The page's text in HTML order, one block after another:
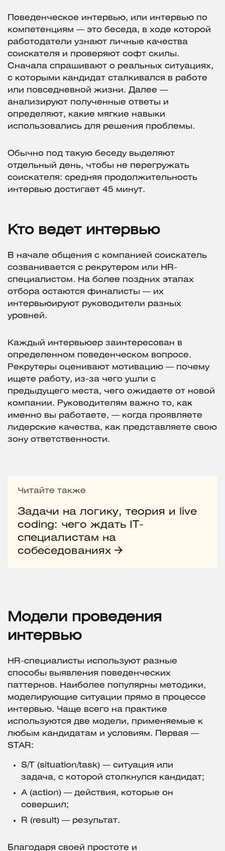
Поведенческое интервью, или интервью по
компетенциям — это беседа, в ходе которой
работодатели узнают личные качества
соискателя и проверяют софт скилы.
Сначала спрашивают о реальных ситуациях,
с которыми кандидат сталкивался в работе
или повседневной жизни. Далее —
анализируют полученные ответы и
определяют, какие мягкие навыки
использовались для решения проблемы.
Обычно под такую беседу выделяют
отдельный день, чтобы не перегружать
соискателя: средняя продолжительность
интервью достигает 45 минут.
Кто ведет интервью
В начале общения с компанией соискатель
созванивается с рекрутером или HR-
специалистом. На более поздних этапах
отбора остаются финалисты — их
интервьюируют руководители разных
уровней.
Каждый интервьюер заинтересован в
определенном поведенческом вопросе.
Рекрутеры оценивают мотивацию — почему
ищете работу, из-за чего ушли с
предыдущего места, чего ожидаете от новой
компании. Руководителям важно то, как
именно вы работаете, — когда проявляете
лидерские качества, как представляете свою
зону ответственности.
Читайте также
Задачи на логику, теория и live
coding: чего ждать IT-
специалистам на
собеседованиях
Модели проведения
интервью
HR-специалисты используют разные
способы выявления поведенческих
паттернов. Наиболее популярны методики,
моделирующие ситуации прямо в процессе
интервью. Чаще всего на практике
используются две модели, применяемые к
любым кандидатам и условиям. Первая —
STAR:
S/T (situation/task) — ситуация или
задача, с которой столкнулся кандидат;
A (action) — действия, которые он
совершил;
R (result) — результат.
Благодаря своей простоте и